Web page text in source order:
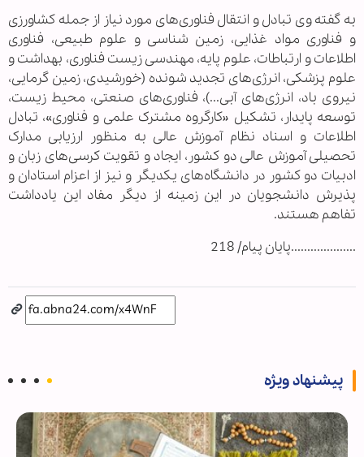
به گفته وی تبادل و انتقال فناوری‌های مورد نیاز از جمله کشاورزی
و فناوری مواد غذایی، زمین شناسی و علوم طبیعی، فناوری
اطلاعات و ارتباطات، علوم پایه، مهندسی زیست فناوری، بهداشت و
علوم پزشکی، انرژی‌های تجدید شونده (خورشیدی، زمین گرمایی،
نیروی باد، انرژی‌های آبی...)، فناوری‌های صنعتی، محیط زیست،
توسعه پایدار، تشکیل «کارگروه مشترک علمی و فناوری»، تبادل
اطلاعات و اسناد نظام آموزش عالی به منظور ارزیابی مدارک
تحصیلی آموزش عالی دو کشور، ایجاد و تقویت کرسی‌های زبان و
ادبیات دو کشور در دانشگاه‌های یکدیگر و نیز از اعزام استادان و
پذیرش دانشجویان در این زمینه از دیگر مفاد این یادداشت
تفاهم هستند.
....................پایان پیام/ 218
پیشنهاد ویژه